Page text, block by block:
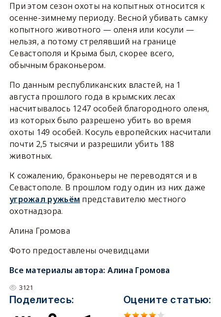
При этом сезон охоты на копытных относится к
осенне-зимнему периоду. Весной убивать самку
копытного животного — оленя или косули —
нельзя, а потому стрелявший на границе
Севастополя и Крыма был, скорее всего,
обычным браконьером.
По данным республиканских властей, на 1
августа прошлого года в крымских лесах
насчитывалось 1247 особей благородного оленя,
из которых было разрешено убить во время
охоты 149 особей. Косуль европейских насчитали
почти 2,5 тысячи и разрешили убить 188
животных.
К сожалению, браконьеры не переводятся и в
Севастополе. В прошлом году один из них даже
угрожал ружьём представителю местного
охотнадзора.
Алина Громова
Фото предоставлены очевидцами
Все материалы автора: Алина Громова
3121
Поделитесь: Оцените статью: